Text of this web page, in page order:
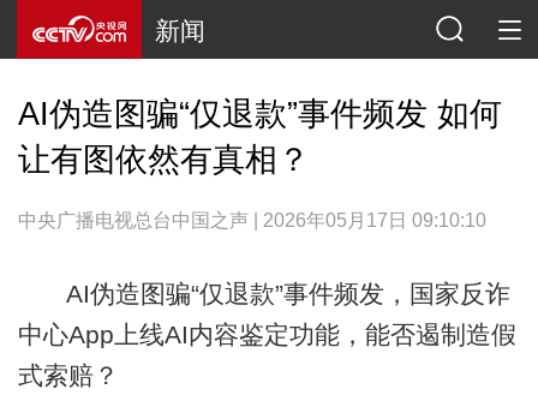
新闻
AI伪造图骗“仅退款”事件频发 如何
让有图依然有真相？
中央广播电视总台中国之声 | 2026年05月17日 09:10:10
AI伪造图骗“仅退款”事件频发，国家反诈
中心App上线AI内容鉴定功能，能否遏制造假
式索赔？